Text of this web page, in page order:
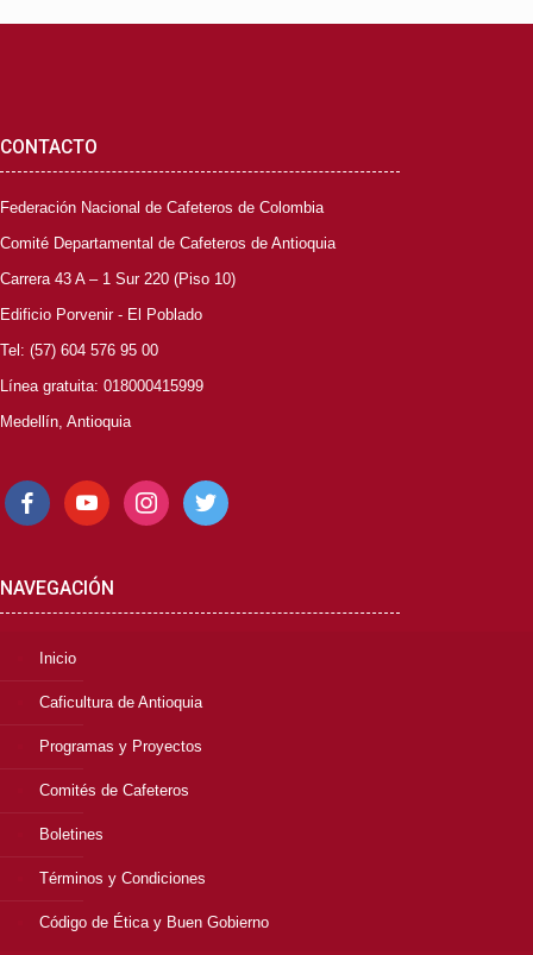
CONTACTO
Federación Nacional de Cafeteros de Colombia
Comité Departamental de Cafeteros de Antioquia
Carrera 43 A – 1 Sur 220 (Piso 10)
Edificio Porvenir - El Poblado
Tel: (57) 604 576 95 00
Línea gratuita: 018000415999
Medellín, Antioquia
facebookyoutube instagramtwitter
NAVEGACIÓN
Inicio
Caficultura de Antioquia
Programas y Proyectos
Comités de Cafeteros
Boletines
Términos y Condiciones
Código de Ética y Buen Gobierno